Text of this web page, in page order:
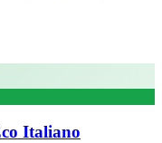
Italiano